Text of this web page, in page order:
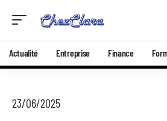
Actualité Entreprise Finance
23/06/2025